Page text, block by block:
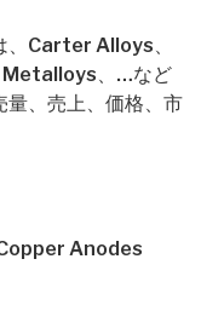
、Carter Alloys、
、…など
量、売上、価格、市
Anodes